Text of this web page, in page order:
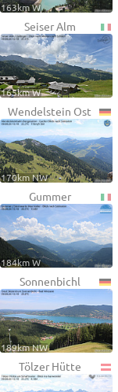
163km W
Seiser Alm
165km W
Wendelstein Ost
170km NW
Gummer
184km W
Sonnenbichl
189km NW
Tölzer Hütte